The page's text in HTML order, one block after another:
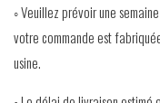
◦ Veuillez prévoir une
votre commande est
usine.